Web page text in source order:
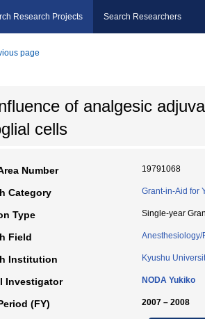
Research Projects Search Researchers
page
of analgesic
cells
Number 19791068
Category Grant-in-Aid for
Type Single-year
Field Anesthesiology/
Institution Kyushu
Investigator NODA Yukiko
(FY) 2007 – 2008